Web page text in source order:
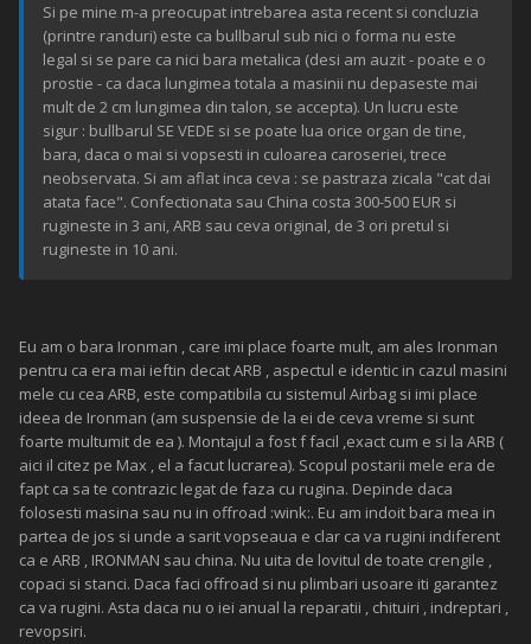
Si pe mine m-a preocupat intrebarea asta recent si concluzia
(printre randuri) este ca bullbarul sub nici o forma nu este
legal si se pare ca nici bara metalica (desi am auzit - poate e o
prostie - ca daca lungimea totala a masinii nu depaseste mai
mult de 2 cm lungimea din talon, se accepta). Un lucru este
sigur : bullbarul SE VEDE si se poate lua orice organ de tine,
bara, daca o mai si vopsesti in culoarea caroseriei, trece
neobservata. Si am aflat inca ceva : se pastraza zicala "cat dai
atata face". Confectionata sau China costa 300-500 EUR si
rugineste in 3 ani, ARB sau ceva original, de 3 ori pretul si
rugineste in 10 ani.
Eu am o bara Ironman , care imi place foarte mult, am ales Ironman
pentru ca era mai ieftin decat ARB , aspectul e identic in cazul masini
mele cu cea ARB, este compatibila cu sistemul Airbag si imi place
ideea de Ironman (am suspensie de la ei de ceva vreme si sunt
foarte multumit de ea ). Montajul a fost f facil ,exact cum e si la ARB (
aici il citez pe Max , el a facut lucrarea). Scopul postarii mele era de
fapt ca sa te contrazic legat de faza cu rugina. Depinde daca
folosesti masina sau nu in offroad :wink:. Eu am indoit bara mea in
partea de jos si unde a sarit vopseaua e clar ca va rugini indiferent
ca e ARB , IRONMAN sau china. Nu uita de lovitul de toate crengile ,
copaci si stanci. Daca faci offroad si nu plimbari usoare iti garantez
ca va rugini. Asta daca nu o iei anual la reparatii , chituiri , indreptari ,
revopsiri.